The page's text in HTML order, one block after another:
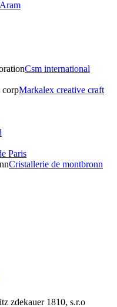
Csm international
Markalex creative craft
Paris
Cristallerie de montbronn